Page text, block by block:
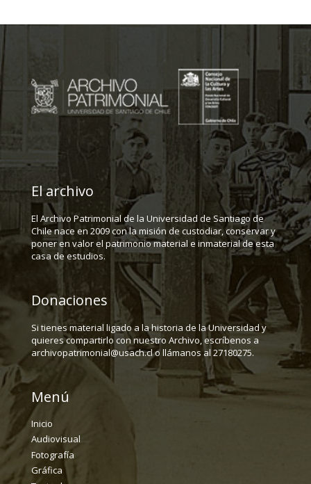
El archivo
El Archivo Patrimonial de la Universidad de Santiago de
Chile nace en 2009 con la misión de custodiar, conservar y
poner en valor el patrimonio material e inmaterial de esta
casa de estudios.
Donaciones
Si tienes material ligado a la historia de la Universidad y
quieres compartirlo con nuestro Archivo, escríbenos a
archivopatrimonial@usach.cl o llámanos al 27180275.
Menú
Inicio
Audiovisual
Fotografía
Gráfica